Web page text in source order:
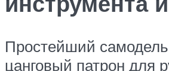
Простейший
цанговый патрон для